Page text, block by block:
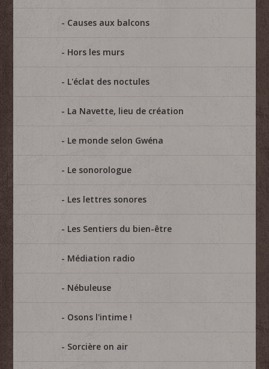
Causes aux balcons
Hors les murs
L'éclat des noctules
La Navette, lieu de création
Le monde selon Gwéna
Le sonorologue
Les lettres sonores
Les Sentiers du bien-être
Médiation radio
Nébuleuse
Osons l'intime !
Sorcière on air